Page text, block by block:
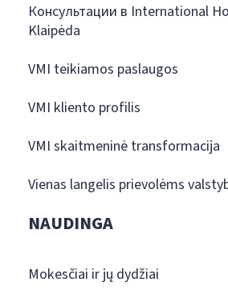
Консультации в International
Klaipėda
VMI teikiamos paslaugos
VMI kliento profilis
VMI skaitmeninė transformacija
Vienas langelis prievolėms
NAUDINGA
Mokesčiai ir jų dydžiai